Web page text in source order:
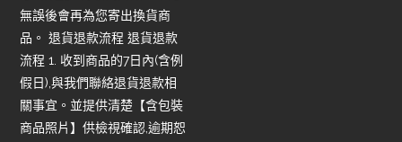
無誤後會再為您寄出換貨商
品。 退貨退款流程 退貨退款
流程 1. 收到商品的7日內(含例
假日),與我們聯絡退貨退款相
關事宜。並提供清楚【含包裝
商品照片】供檢視確認,逾期恕